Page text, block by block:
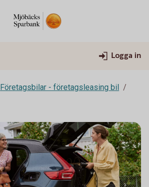
Logga in
Företagsbilar - företagsleasing bil